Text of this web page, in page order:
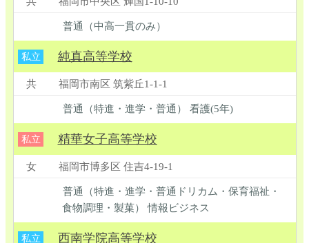
普通（中高一貫のみ）
私立 純真高等学校
共 福岡市南区 筑紫丘1-1-1
普通（特進・進学・普通） 看護(5年)
私立 精華女子高等学校
女 福岡市博多区 住吉4-19-1
普通（特進・進学・普通ドリカム・保育福祉・
食物調理・製菓） 情報ビジネス
私立 西南学院高等学校